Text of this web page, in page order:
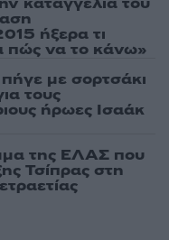
ήξερα τι
πώς να το κάνω»
με σορτσάκι
τους
ήρωες Ισαάκ
της ΕΛΑΣ που
Τσίπρας στη